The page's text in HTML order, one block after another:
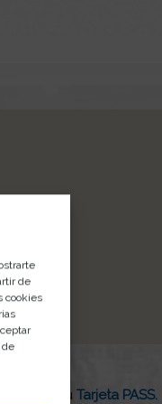
de
cookies
de
con tu Tarjeta PASS.